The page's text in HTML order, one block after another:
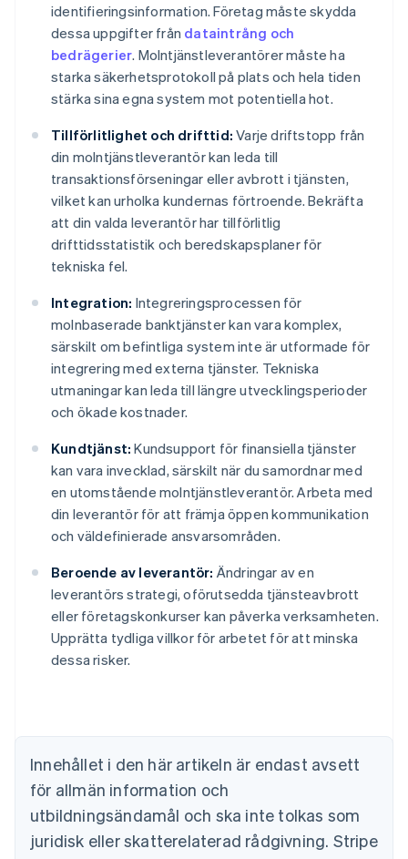
identifieringsinformation. Företag måste skydda
dessa uppgifter från dataintrång och
bedrägerier. Molntjänstleverantörer måste ha
starka säkerhetsprotokoll på plats och hela tiden
stärka sina egna system mot potentiella hot.
Tillförlitlighet och drifttid: Varje driftstopp från
din molntjänstleverantör kan leda till
transaktionsförseningar eller avbrott i tjänsten,
vilket kan urholka kundernas förtroende. Bekräfta
att din valda leverantör har tillförlitlig
drifttidsstatistik och beredskapsplaner för
tekniska fel.
Integration: Integreringsprocessen för
molnbaserade banktjänster kan vara komplex,
särskilt om befintliga system inte är utformade för
integrering med externa tjänster. Tekniska
utmaningar kan leda till längre utvecklingsperioder
och ökade kostnader.
Kundtjänst: Kundsupport för finansiella tjänster
kan vara invecklad, särskilt när du samordnar med
en utomstående molntjänstleverantör. Arbeta med
din leverantör för att främja öppen kommunikation
och väldefinierade ansvarsområden.
Beroende av leverantör: Ändringar av en
leverantörs strategi, oförutsedda tjänsteavbrott
eller företagskonkurser kan påverka verksamheten.
Upprätta tydliga villkor för arbetet för att minska
dessa risker.
Innehållet i den här artikeln är endast avsett
för allmän information och
utbildningsändamål och ska inte tolkas som
juridisk eller skatterelaterad rådgivning. Stripe
Australien
English
Belgien
Bulgarien
Cypern
English
English
Estland